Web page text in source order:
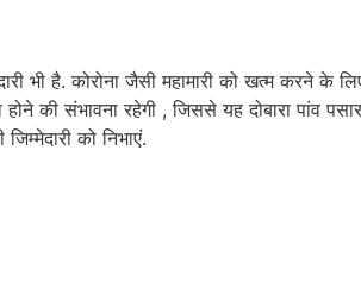
भी है. कोरोना जैसी महामारी को खत्म करने के
की संभावना रहेगी , जिससे यह दोबारा पांव
को निभाएं.